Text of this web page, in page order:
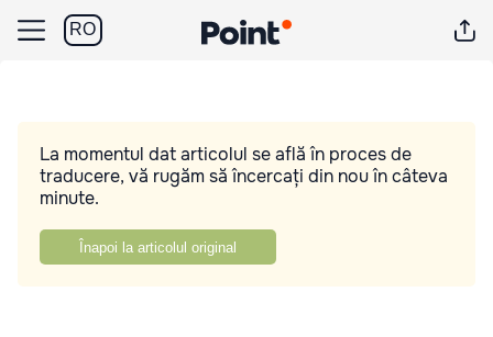
RO
La momentul dat articolul se află în proces de
traducere, vă rugăm să încercați din nou în câteva
minute.
Înapoi la articolul original